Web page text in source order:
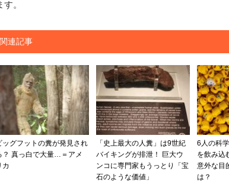
す。
関連記事
ッグフットの糞が発見され
？ 真っ白で大量…＝アメ
カ
「史上最大の人糞」は9世紀
バイキングが排泄！ 巨大ウ
ンコに専門家もうっとり「宝
石のような価値」
6人の科
を飲み込
意外な目
は？